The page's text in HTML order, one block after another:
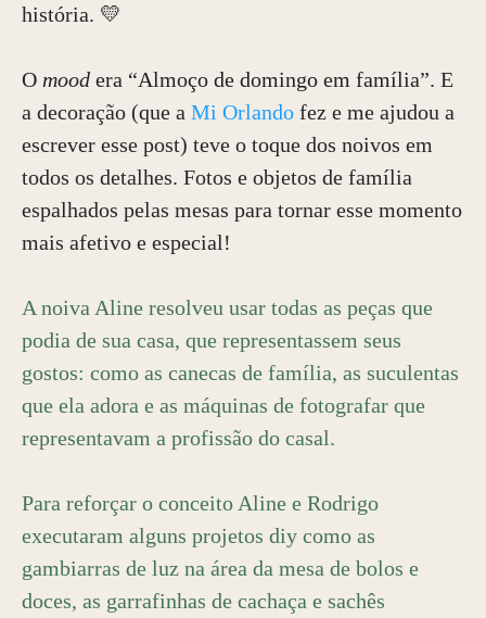
história. 💛
O mood era “Almoço de domingo em família”. E
a decoração (que a Mi Orlando fez e me ajudou a
escrever esse post) teve o toque dos noivos em
todos os detalhes. Fotos e objetos de família
espalhados pelas mesas para tornar esse momento
mais afetivo e especial!
A noiva Aline resolveu usar todas as peças que
podia de sua casa, que representassem seus
gostos: como as canecas de família, as suculentas
que ela adora e as máquinas de fotografar que
representavam a profissão do casal.
Para reforçar o conceito Aline e Rodrigo
executaram alguns projetos diy como as
gambiarras de luz na área da mesa de bolos e
doces, as garrafinhas de cachaça e sachês